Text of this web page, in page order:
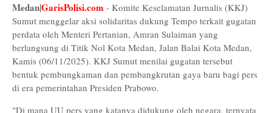
Medan|GarisPolisi.com - Komite Keselamatan Jurnalis (KKJ)
Sumut menggelar aksi solidaritas dukung Tempo terkait gugatan
perdata oleh Menteri Pertanian, Amran Sulaiman yang
berlangsung di Titik Nol Kota Medan, Jalan Balai Kota Medan,
Kamis (06/11/2025). KKJ Sumut menilai gugatan tersebut
bentuk pembungkaman dan pembangkrutan gaya baru bagi pers
di era pemerintahan Presiden Prabowo.
"Di mana UU pers yang katanya didukung oleh negara, ternyata